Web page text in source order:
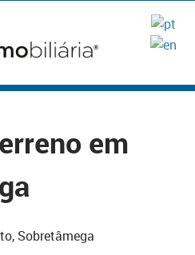
em
Sobretâmega